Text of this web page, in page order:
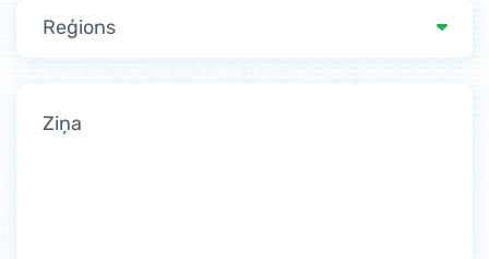
Reģions